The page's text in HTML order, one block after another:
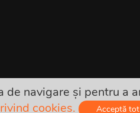
suplimentare ascunse!
navigare și pentru a
cookies. Acceptă tot